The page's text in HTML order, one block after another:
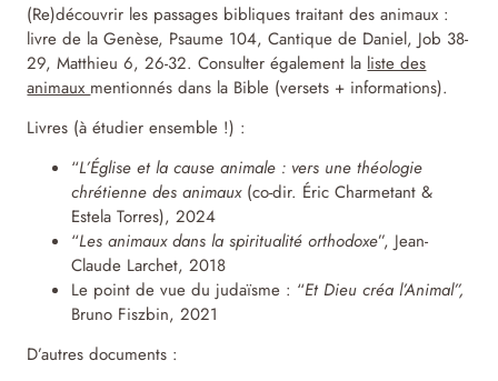
(Re)découvrir les passages bibliques traitant des animaux :
livre de la Genèse, Psaume 104, Cantique de Daniel, Job 38-
29, Matthieu 6, 26-32. Consulter également la liste des
animaux mentionnés dans la Bible (versets + informations).
Livres (à étudier ensemble !) :
“L’Église et la cause animale : vers une théologie
chrétienne des animaux (co-dir. Éric Charmetant &
Estela Torres), 2024
“Les animaux dans la spiritualité orthodoxe”, Jean-
Claude Larchet, 2018
Le point de vue du judaïsme : “Et Dieu créa l’Animal”,
Bruno Fiszbin, 2021
D’autres documents :